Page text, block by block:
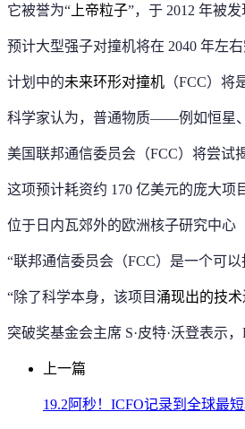
它被誉为“ 上帝粒子”，于 2012 年被
预计大型强子对撞机将在 2040 年左
计划中的未来环形对撞机 （FCC）将
科学家认为，普通物质——例如恒星
美国联邦通信委员会（FCC）将尝
这项预计耗资约 170 亿美元的庞大项
位于日内瓦郊外的欧洲核子研究中心
“联邦通信委员会（FCC）是一个可
“除了科学本身，该项目涌现出的技术
突破奖基金会主席 S·皮特·沃登表示
上一篇
19.2阿秒！ICFO记录到全球最